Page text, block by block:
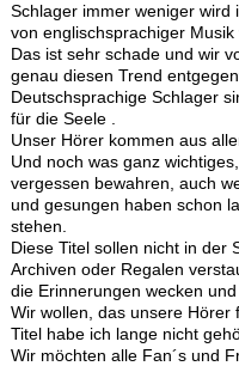
Schlager immer weniger wird
von englischsprachiger Musik
Das ist sehr schade und wir
genau diesen Trend
Deutschsprachige Schlager
für die Seele .
Unser Hörer kommen aus
Und noch was ganz
vergessen bewahren, auch
und gesungen haben schon
stehen.
Diese Titel sollen nicht in der
Archiven oder Regalen
die Erinnerungen wecken
Wir wollen, das unsere Hörer
Titel habe ich lange nicht
Wir möchten alle Fan´s und